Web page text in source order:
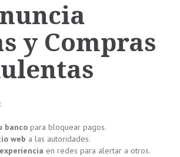
y Compras
banco para bloquear pagos.
web a las autoridades.
en redes para alertar a otros.